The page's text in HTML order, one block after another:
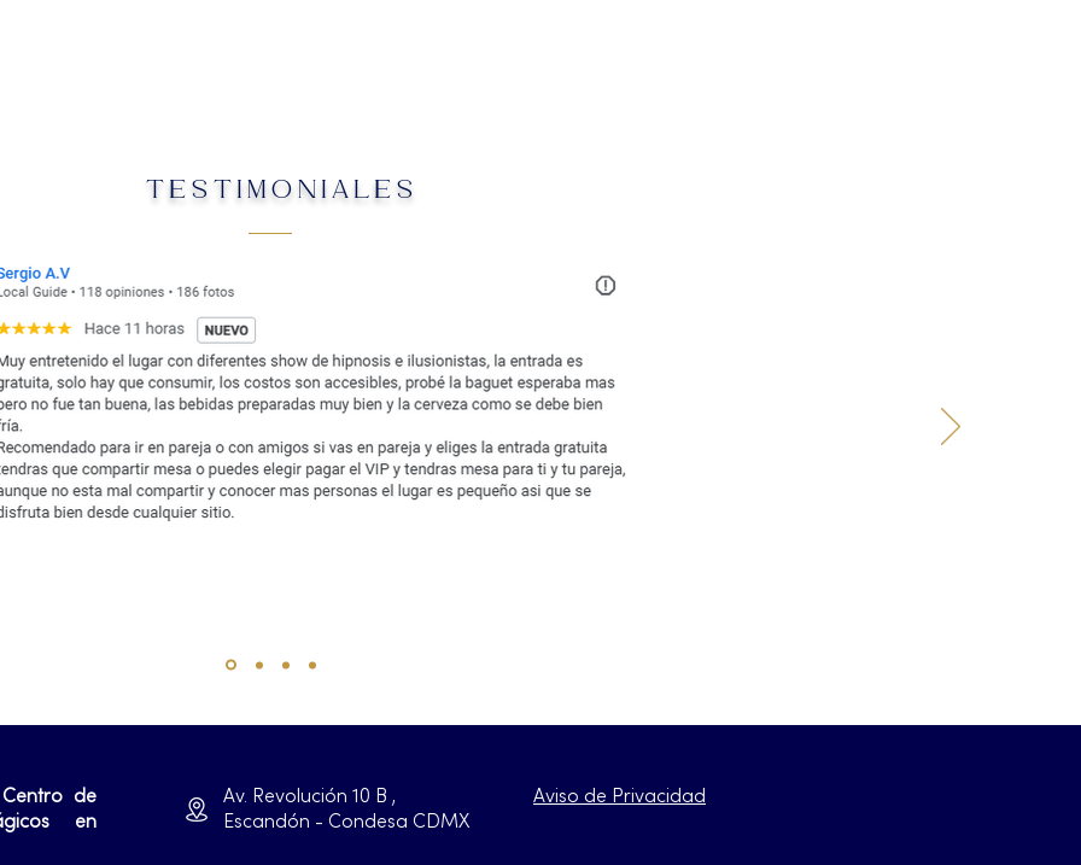
TESTIMONIALES
de
en
Av. Revolución 10 B ,
Escandón - Condesa CDMX
Aviso de Privacidad